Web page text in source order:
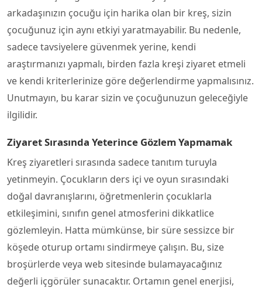
arkadaşınızın çocuğu için harika olan bir kreş, sizin
çocuğunuz için aynı etkiyi yaratmayabilir. Bu nedenle,
sadece tavsiyelere güvenmek yerine, kendi
araştırmanızı yapmalı, birden fazla kreşi ziyaret etmeli
ve kendi kriterlerinize göre değerlendirme yapmalısınız.
Unutmayın, bu karar sizin ve çocuğunuzun geleceğiyle
ilgilidir.
Ziyaret Sırasında Yeterince Gözlem Yapmamak
Kreş ziyaretleri sırasında sadece tanıtım turuyla
yetinmeyin. Çocukların ders içi ve oyun sırasındaki
doğal davranışlarını, öğretmenlerin çocuklarla
etkileşimini, sınıfın genel atmosferini dikkatlice
gözlemleyin. Hatta mümkünse, bir süre sessizce bir
köşede oturup ortamı sindirmeye çalışın. Bu, size
broşürlerde veya web sitesinde bulamayacağınız
değerli içgörüler sunacaktır. Ortamın genel enerjisi,